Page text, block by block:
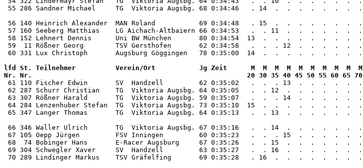
55 286 Sandner Michael     TG  Viktoria Augsbg. 68 0:34:46   . 14  .  .  .  .  .  .  .  .
56 140 Heinrich Alexander  MAN Roland           69 0:34:48   . 15  .  .  .  .  .  .  .  .
57 160 Seeberg Matthias    LG Aichach-Altbaiern 66 0:34:53   .  . 11  .  .  .  .  .  .  .
58 152 Lehnert Dennis      Uni BW München       80 0:34:54  13  .  .  .  .  .  .  .  .  .
59  11 Rößner Georg        TSV Gersthofen       62 0:34:58   .  .  . 12  .  .  .  .  .  .
lfd St. Teilnehmer          Verein/Ort           Jg Zeit      M  M  M  M  M  M  M  M  M  M
Nr. Nr.                                                      20 30 35 40 45 50 55 60 65 70
61 110 Fischer Edwin       SV  Handzell         62 0:35:02   .  .  . 13  .  .  .  .  .  .
62 287 Schurr Christian    TG  Viktoria Augsbg. 64 0:35:05   .  . 12  .  .  .  .  .  .  .
63 307 Rößner Harald       TG  Viktoria Augsbg. 59 0:35:07   .  .  . 14  .  .  .  .  .  .
64 284 Lenzenhuber Stefan  TG  Viktoria Augsbg. 73 0:35:10  15  .  .  .  .  .  .  .  .  .
65 347 Langer Thomas       TG  Viktoria Augsbg. 64 0:35:13   .  . 13  .  .  .  .  .  .  .
66 346 Waller Ulrich       TG  Viktoria Augsbg. 67 0:35:16   .  . 14  .  .  .  .  .  .  .
67 105 Oepp Jürgen         FSV Inningen         60 0:35:23   .  .  . 15  .  .  .  .  .  .
68  74 Bobinger Hans       E-Racer Augsburg     67 0:35:26   .  . 15  .  .  .  .  .  .  .
69 304 Schwegler Xaver     SV  Handzell         63 0:35:27   .  . 16  .  .  .  .  .  .  .
70 289 Lindinger Markus    TSV Gräfelfing       69 0:35:28   . 16  .  .  .  .  .  .  .  .